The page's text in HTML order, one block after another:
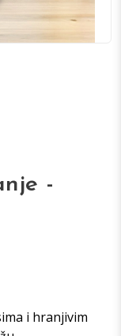
-
i hranjivim